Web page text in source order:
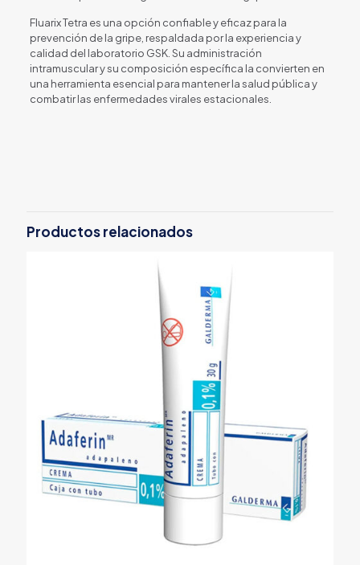
Fluarix Tetra es una opción confiable y eficaz para la
prevención de la gripe, respaldada por la experiencia y
calidad del laboratorio GSK. Su administración
intramuscular y su composición específica la convierten en
una herramienta esencial para mantener la salud pública y
combatir las enfermedades virales estacionales.
Productos relacionados